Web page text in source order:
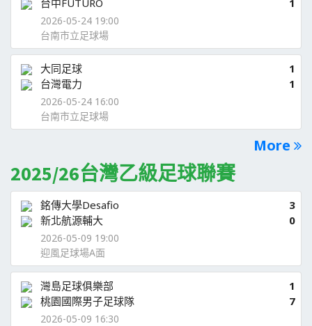
台中FUTURO
1
2026-05-24 19:00
台南市立足球場
大同足球
1
台灣電力
1
2026-05-24 16:00
台南市立足球場
More
2025/26台灣乙級足球聯賽
銘傳大學Desafio
3
新北航源輔大
0
2026-05-09 19:00
迎風足球場A面
灣島足球俱樂部
1
桃園國際男子足球隊
7
2026-05-09 16:30